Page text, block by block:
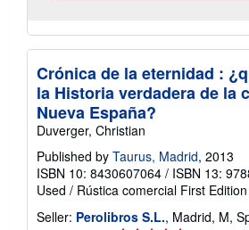
Crónica de la eternidad :
la Historia verdadera de la
Nueva España?
Duverger, Christian
Published by Taurus, Madrid, 2013
ISBN 10: 8430607064 / ISBN 13:
Used / Rústica comercial First Edition
Seller: Perolibros S.L., Madrid, M,